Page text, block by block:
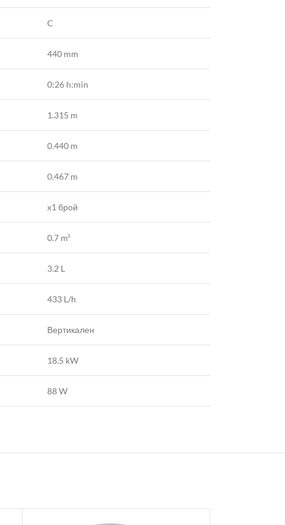
C
440 mm
0:26 h:min
1.315 m
0.440 m
0.467 m
x1 брой
0.7 m²
3.2 L
433 L/h
Вертикален
18.5 kW
88 W